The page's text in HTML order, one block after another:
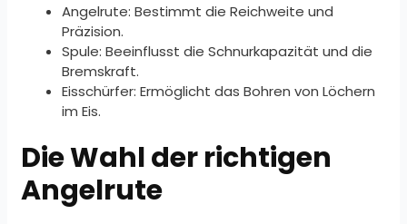
Angelrute: Bestimmt die Reichweite und
Präzision.
Spule: Beeinflusst die Schnurkapazität und die
Bremskraft.
Eisschürfer: Ermöglicht das Bohren von Löchern
im Eis.
Die Wahl der richtigen
Angelrute